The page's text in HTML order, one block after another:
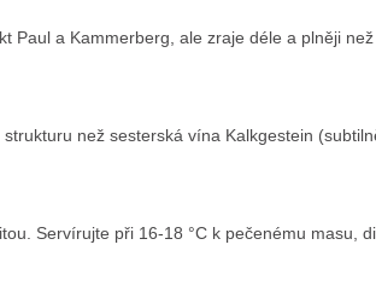
Paul a Kammerberg, ale zraje déle a plněji než
než sesterská vína Kalkgestein
Servírujte při 16-18 °C k pečenému masu,